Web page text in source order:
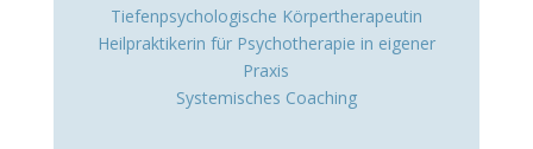
Tiefenpsychologische Körpertherapeutin
Heilpraktikerin für Psychotherapie in eigener
Praxis
Systemisches Coaching